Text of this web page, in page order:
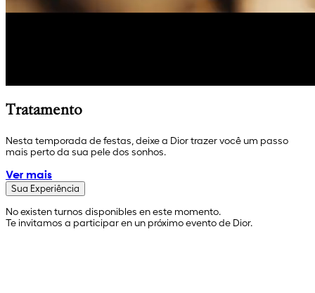
Tratamento
Nesta temporada de festas, deixe a Dior trazer você um passo
mais perto da sua pele dos sonhos.
Ver mais
Sua Experiência
No existen turnos disponibles en este momento.
Te invitamos a participar en un próximo evento de Dior.